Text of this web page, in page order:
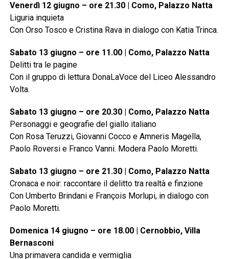
Venerdì 12 giugno – ore 21.30 | Como, Palazzo Natta
Liguria inquieta
Con Orso Tosco e Cristina Rava in dialogo con Katia Trinca.
Sabato 13 giugno – ore 11.00 | Como, Palazzo Natta
Delitti tra le pagine
Con il gruppo di lettura DonaLaVoce del Liceo Alessandro
Volta.
Sabato 13 giugno – ore 20.30 | Como, Palazzo Natta
Personaggi e geografie del giallo italiano
Con Rosa Teruzzi, Giovanni Cocco e Amneris Magella,
Paolo Roversi e Franco Vanni. Modera Paolo Moretti.
Sabato 13 giugno – ore 21.30 | Como, Palazzo Natta
Cronaca e noir: raccontare il delitto tra realtà e finzione
Con Umberto Brindani e François Morlupi, in dialogo con
Paolo Moretti.
Domenica 14 giugno – ore 18.00 | Cernobbio, Villa
Bernasconi
Una primavera candida e vermiglia